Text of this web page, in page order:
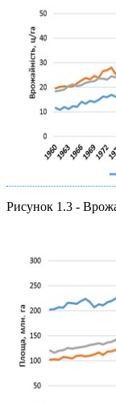
Рисунок 1.3 -